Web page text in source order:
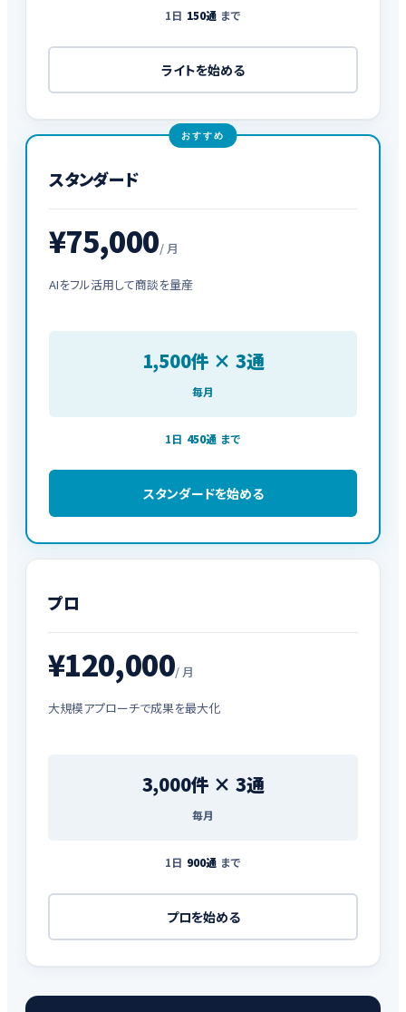
1日 150通 まで
ライトを始める
おすすめ
スタンダード
¥75,000/ 月
AIをフル活用して商談を量産
1,500件 × 3通
毎月
1日 450通 まで
スタンダードを始める
プロ
¥120,000/ 月
大規模アプローチで成果を最大化
3,000件 × 3通
毎月
1日 900通 まで
プロを始める